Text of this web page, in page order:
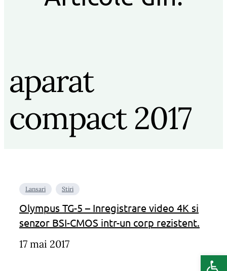
aparat
compact 2017
Lansari Stiri
Olympus TG-5 – Inregistrare video 4K si
senzor BSI-CMOS intr-un corp rezistent.
17 mai 2017